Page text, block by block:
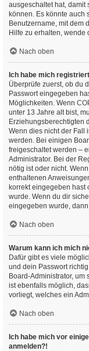
ausgeschaltet hat, damit
können. Es könnte auch
Benutzername, mit dem
Hilfe zu erhalten, wende
Nach oben
Ich habe mich
Überprüfe zuerst, ob du
Passwort eingegeben
Möglichkeiten. Wenn
unter 13 Jahre alt bist,
Erziehungsberechtigten
Wenn dies nicht der Fall
werden. Bei einigen
freigeschaltet werden –
Administrator. Bei der
nötig ist oder nicht.
enthaltenen
korrekt eingegeben hast
wurde. Wenn du dir
eingegeben wurde,
Nach oben
Warum kann ich mich
Dafür gibt es viele
und dein Passwort
Board-Administrator,
ist ebenfalls möglich,
vorliegt, welches ein
Nach oben
Ich habe mich vor
anmelden?!